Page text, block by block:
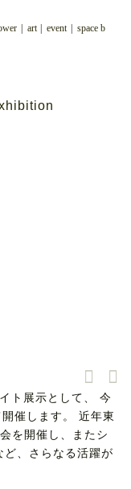
art event
space b
ト展示として、 今
催します。 近年東
を開催し、またシ
、さらなる活躍が